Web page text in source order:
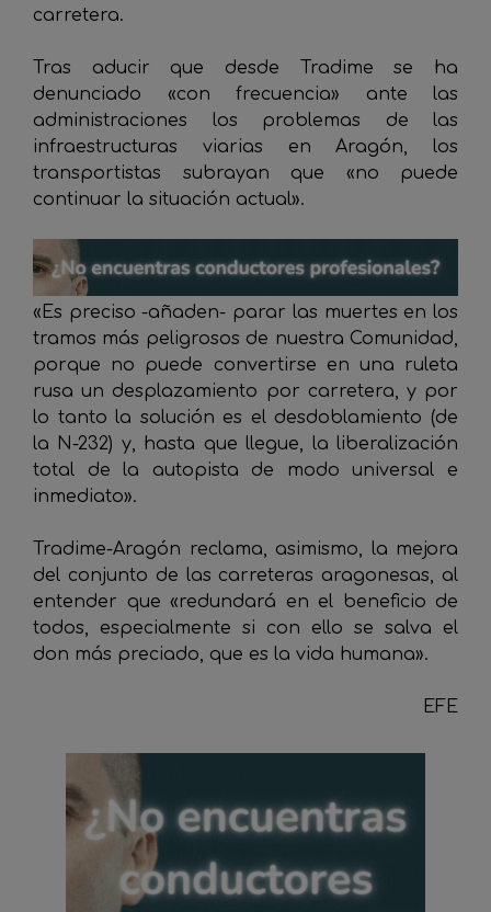
carretera.
Tras aducir que desde Tradime se ha
denunciado «con frecuencia» ante las
administraciones los problemas de las
infraestructuras viarias en Aragón, los
transportistas subrayan que «no puede
continuar la situación actual».
«Es preciso -añaden- parar las muertes en los
tramos más peligrosos de nuestra Comunidad,
porque no puede convertirse en una ruleta
rusa un desplazamiento por carretera, y por
lo tanto la solución es el desdoblamiento (de
la N-232) y, hasta que llegue, la liberalización
total de la autopista de modo universal e
inmediato».
Tradime-Aragón reclama, asimismo, la mejora
del conjunto de las carreteras aragonesas, al
entender que «redundará en el beneficio de
todos, especialmente si con ello se salva el
don más preciado, que es la vida humana».
EFE